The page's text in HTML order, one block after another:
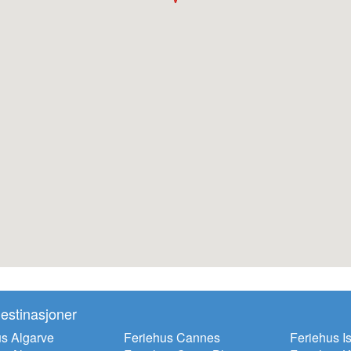
Algarve
Feriehus Cannes
Feriehus